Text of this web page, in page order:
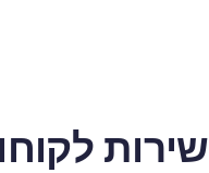
שירות